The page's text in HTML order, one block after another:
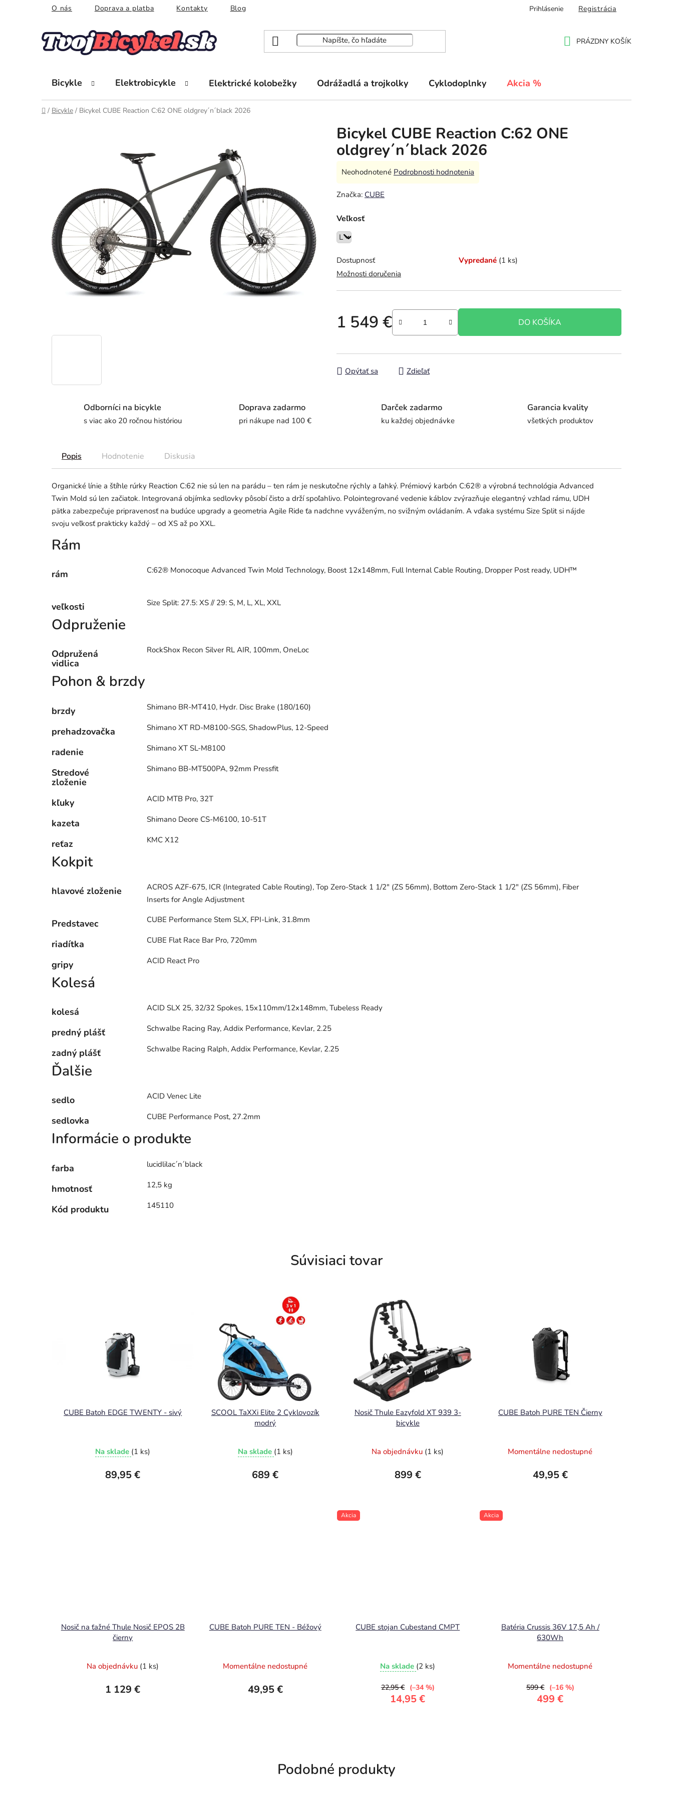
O nás Doprava a platba Kontakty Blog Prihlásenie Registrácia
PRÁZDNY KOŠÍK
Bicykle Elektrobicykle Elektrické kolobežky Odrážadlá a trojkolky Cyklodoplnky Akcia %
Domov
/ Bicykle / Bicykel CUBE Reaction C:62 ONE oldgrey´n´black 2026
Bicykel CUBE Reaction C:62 ONE
oldgrey´n´black 2026
Priemerné
produktu
0,0
z
hviezdičiek.
Neohodnotené Podrobnosti hodnotenia
Značka: CUBE
Veľkosť
Dostupnosť Vypredané (1 ks)
Možnosti doručenia
1 549 €
Jednotková cena:
DO KOŠÍKA
Opýtať sa Zdieľať
Odborníci na bicykle
s viac ako 20 ročnou históriou
Doprava zadarmo
pri nákupe nad 100 €
Darček zadarmo
ku každej objednávke
Garancia kvality
všetkých produktov
Popis Hodnotenie Diskusia
Organické línie a štíhle rúrky Reaction C:62 nie sú len na parádu – ten rám je neskutočne rýchly a ľahký. Prémiový karbón C:62® a výrobná technológia Advanced
Twin Mold sú len začiatok. Integrovaná objímka sedlovky pôsobí čisto a drží spoľahlivo. Polointegrované vedenie káblov zvýrazňuje elegantný vzhľad rámu, UDH
pätka zabezpečuje pripravenosť na budúce upgrady a geometria Agile Ride ťa nadchne vyváženým, no svižným ovládaním. A vďaka systému Size Split si nájde
svoju veľkosť prakticky každý – od XS až po XXL.
Rám
rám C:62® Monocoque Advanced Twin Mold Technology, Boost 12x148mm, Full Internal Cable Routing, Dropper Post ready, UDH™
veľkosti Size Split: 27.5: XS // 29: S, M, L, XL, XXL
Odpruženie
Odpružená
vidlica
RockShox Recon Silver RL AIR, 100mm, OneLoc
Pohon & brzdy
brzdy Shimano BR-MT410, Hydr. Disc Brake (180/160)
prehadzovačka Shimano XT RD-M8100-SGS, ShadowPlus, 12-Speed
radenie Shimano XT SL-M8100
Stredové
zloženie
Shimano BB-MT500PA, 92mm Pressfit
kľuky ACID MTB Pro, 32T
kazeta Shimano Deore CS-M6100, 10-51T
reťaz KMC X12
Kokpit
hlavové zloženie
ACROS AZF-675, ICR (Integrated Cable Routing), Top Zero-Stack 1 1/2" (ZS 56mm), Bottom Zero-Stack 1 1/2" (ZS 56mm), Fiber
Inserts for Angle Adjustment
Predstavec CUBE Performance Stem SLX, FPI-Link, 31.8mm
riadítka CUBE Flat Race Bar Pro, 720mm
gripy ACID React Pro
Kolesá
kolesá ACID SLX 25, 32/32 Spokes, 15x110mm/12x148mm, Tubeless Ready
predný plášť Schwalbe Racing Ray, Addix Performance, Kevlar, 2.25
zadný plášť Schwalbe Racing Ralph, Addix Performance, Kevlar, 2.25
Ďalšie
sedlo ACID Venec Lite
sedlovka CUBE Performance Post, 27.2mm
Informácie o produkte
farba lucidlilac´n´black
hmotnosť 12,5 kg
Kód produktu 145110
Súvisiaci tovar
CUBE Batoh EDGE TWENTY - sivý
Na sklade (1 ks)
89,95 €
SCOOL TaXXi Elite 2 Cyklovozík
modrý
Na sklade (1 ks)
689 €
Nosič Thule Eazyfold XT 939 3-
bicykle
Na objednávku (1 ks)
899 €
CUBE Batoh PURE TEN Čierny
Momentálne nedostupné
49,95 €
Nosič na ťažné Thule Nosič EPOS 2B
čierny
Na objednávku (1 ks)
1 129 €
CUBE Batoh PURE TEN - Béžový
Momentálne nedostupné
49,95 €
Akcia
CUBE stojan Cubestand CMPT
Na sklade (2 ks)
14,95 €
22,95 € (–34 %)
Akcia
Batéria Crussis 36V 17,5 Ah /
630Wh
Momentálne nedostupné
499 €
599 € (–16 %)
Podobné produkty